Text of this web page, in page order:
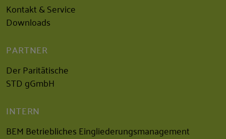
Kontakt & Service
Downloads
PARTNER
Der Paritätische
STD gGmbH
INTERN
BEM Betriebliches Eingliederungsmanagement